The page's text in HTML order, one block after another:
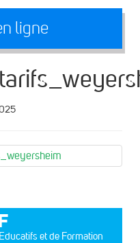
ligne
et de Formation